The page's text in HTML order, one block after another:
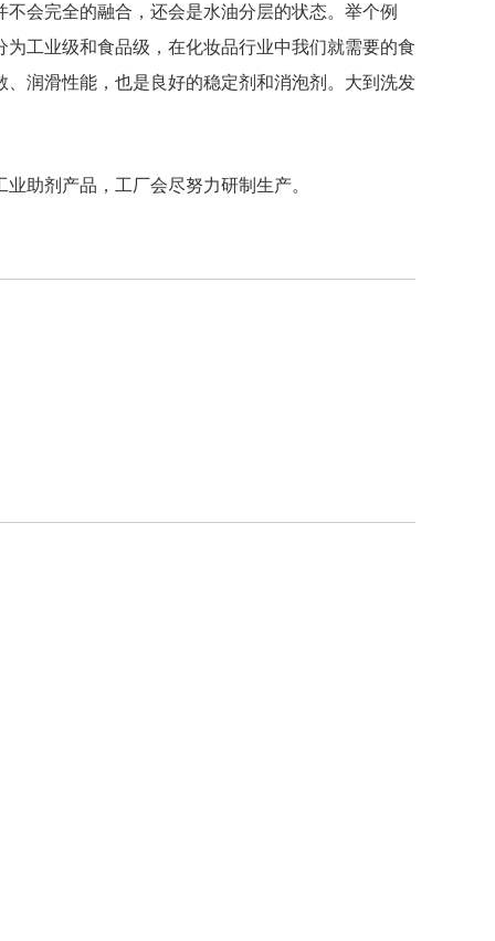
会完全的融合，还会是水油分层的状态。举个例
工业级和食品级，在化妆品行业中我们就需要的食
润滑性能，也是良好的稳定剂和消泡剂。大到洗发
助剂产品，工厂会尽努力研制生产。